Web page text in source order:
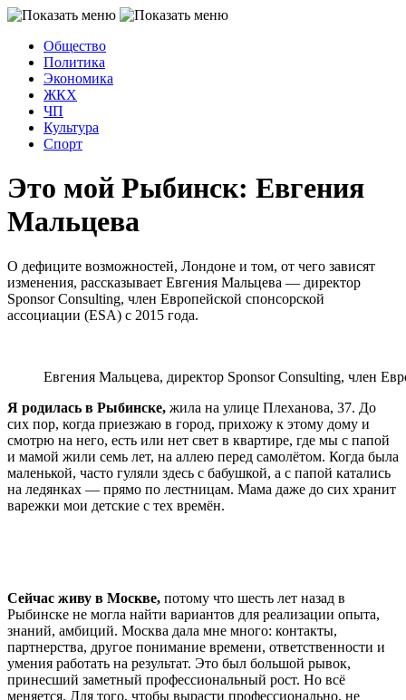
Общество
Политика
Экономика
ЖКХ
ЧП
Культура
Спорт
Это мой Рыбинск: Евгения
Мальцева
О дефиците возможностей, Лондоне и том, от чего зависят
изменения, рассказывает Евгения Мальцева — директор
Sponsor Consulting, член Европейской спонсорской
ассоциации (ESA) с 2015 года.
Евгения Мальцева, директор Sponsor Consulting, член
Я родилась в Рыбинске, жила на улице Плеханова, 37. До
сих пор, когда приезжаю в город, прихожу к этому дому и
смотрю на него, есть или нет свет в квартире, где мы с папой
и мамой жили семь лет, на аллею перед самолётом. Когда была
маленькой, часто гуляли здесь с бабушкой, а с папой катались
на ледянках — прямо по лестницам. Мама даже до сих хранит
варежки мои детские с тех времён.
Сейчас живу в Москве, потому что шесть лет назад в
Рыбинске не могла найти вариантов для реализации опыта,
знаний, амбиций. Москва дала мне много: контакты,
партнерства, другое понимание времени, ответственности и
умения работать на результат. Это был большой рывок,
принесший заметный профессиональный рост. Но всё
меняется. Для того, чтобы вырасти профессионально, не